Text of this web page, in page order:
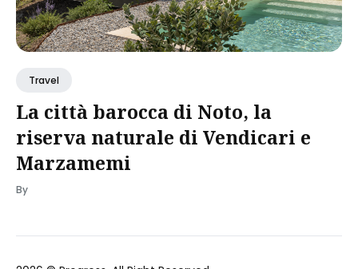
Travel
La città barocca di Noto, la
riserva naturale di Vendicari e
Marzamemi
By